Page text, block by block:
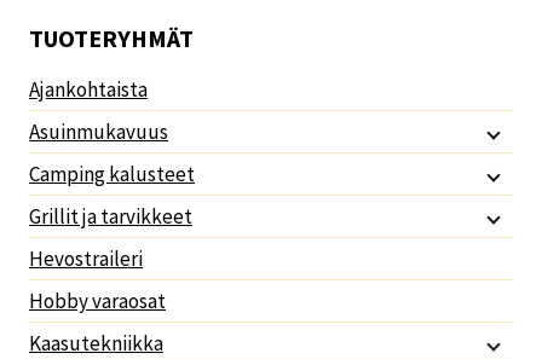
TUOTERYHMÄT
Ajankohtaista
Asuinmukavuus
Camping kalusteet
Grillit ja tarvikkeet
Hevostraileri
Hobby varaosat
Kaasutekniikka